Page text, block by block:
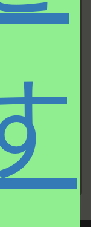
十六回
オーディ
喜びに浸る
のできる素
しいアルバ